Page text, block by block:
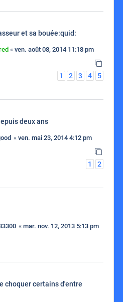
et sa bouée:quid:
« ven. août 08, 2014 11:18 pm
1
2 3 4 5
deux ans
« ven. mai 23, 2014 4:12 pm
1
2
« mar. nov. 12, 2013 5:13 pm
choquer certains d'entre